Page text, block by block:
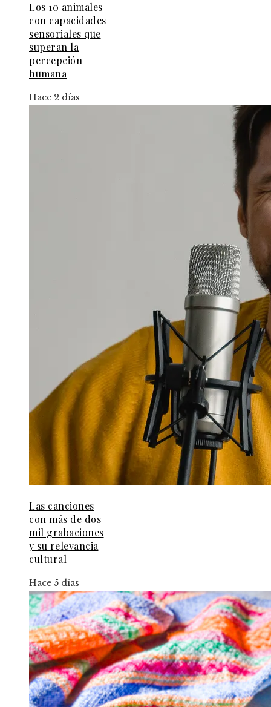
Los 10 animales
con capacidades
sensoriales que
superan la
percepción
humana
Hace 2 días
Las canciones
con más de dos
mil grabaciones
y su relevancia
cultural
Hace 5 días